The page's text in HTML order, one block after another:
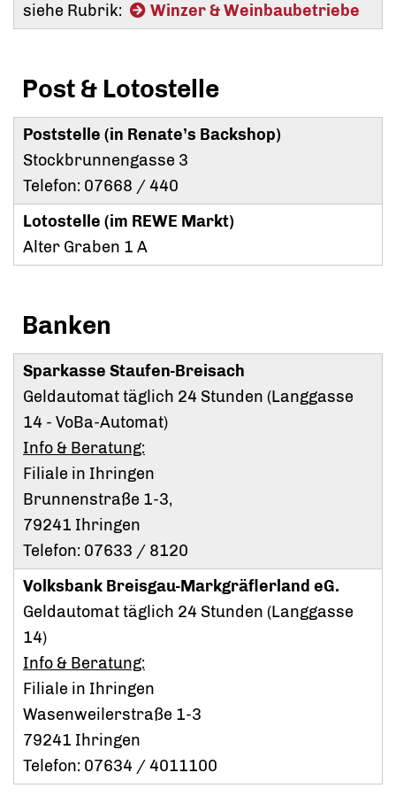
siehe Rubrik: Winzer & Weinbaubetriebe
Post & Lotostelle
Poststelle (in Renate’s Backshop)
Stockbrunnengasse 3
Telefon: 07668 / 440
Lotostelle (im REWE Markt)
Alter Graben 1 A
Banken
Sparkasse Staufen-Breisach
Geldautomat täglich 24 Stunden (Langgasse
14 - VoBa-Automat)
Info & Beratung:
Filiale in Ihringen
Brunnenstraße 1-3,
79241 Ihringen
Telefon: 07633 / 8120
Volksbank Breisgau-Markgräflerland eG.
Geldautomat täglich 24 Stunden (Langgasse
14)
Info & Beratung:
Filiale in Ihringen
Wasenweilerstraße 1-3
79241 Ihringen
Telefon: 07634 / 4011100